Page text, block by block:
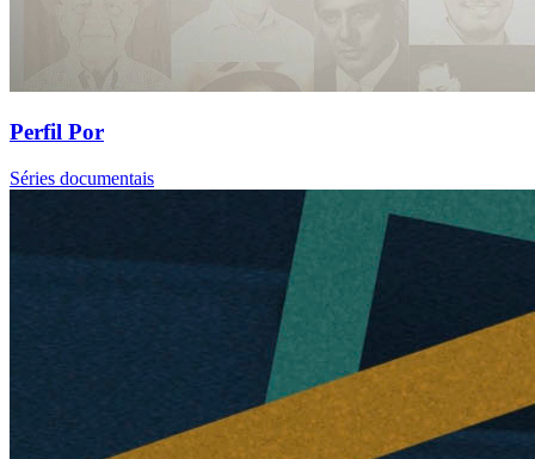
Perfil Por
Séries documentais